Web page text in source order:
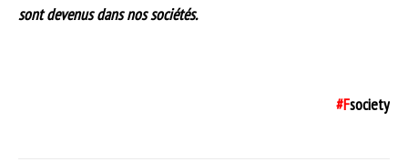
sont devenus dans nos sociétés.
#Fsociety